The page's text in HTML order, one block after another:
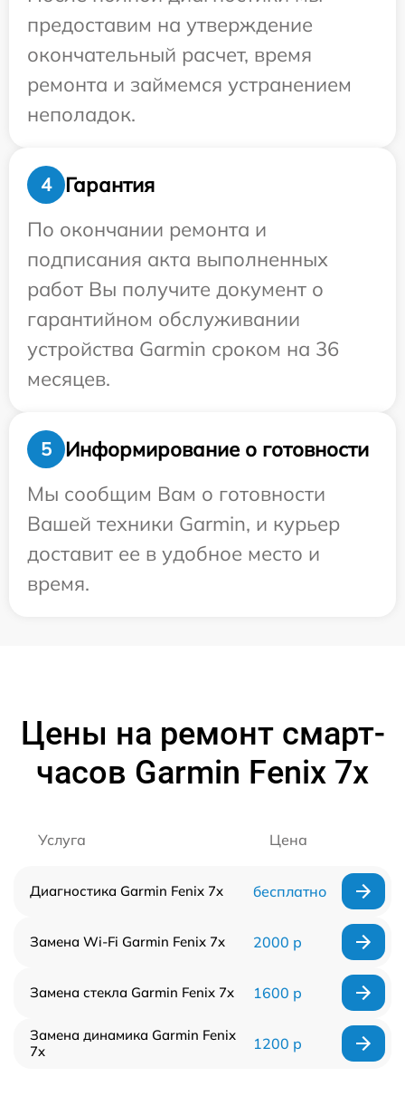
предоставим на утверждение
окончательный расчет, время
ремонта и займемся устранением
неполадок.
4
Гарантия
По окончании ремонта и
подписания акта выполненных
работ Вы получите документ о
гарантийном обслуживании
устройства Garmin сроком на 36
месяцев.
5
Информирование о готовности
Мы сообщим Вам о готовности
Вашей техники Garmin, и курьер
доставит ее в удобное место и
время.
Цены на ремонт смарт-
часов Garmin Fenix 7x
Услуга Цена
Диагностика Garmin Fenix 7x бесплатно
Замена Wi-Fi Garmin Fenix 7x 2000 р
Замена стекла Garmin Fenix 7x 1600 р
Замена динамика Garmin Fenix
7x
1200 р